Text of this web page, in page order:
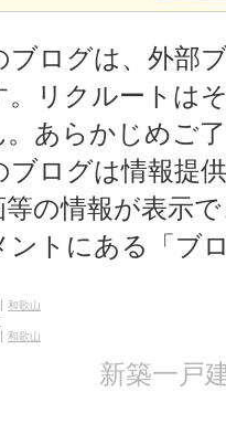
ログは、外部
リクルートは
あらかじめご
ログは情報提
等の情報が表示
トにある「ブ
和歌山
和歌山
新築一戸